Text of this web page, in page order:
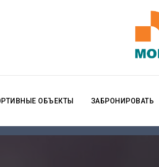
ОБЪЕКТЫ ЗАБРОНИРОВАТЬ